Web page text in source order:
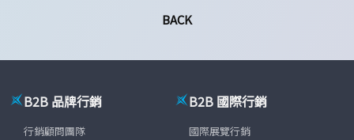
BACK
B2B 品牌行銷
行銷顧問團隊
B2B 國際行銷
國際展覽行銷